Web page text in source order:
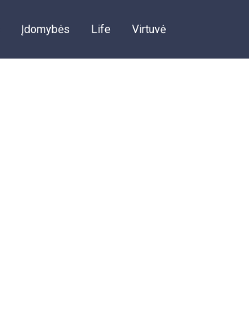
Įdomybės Life Virtuvė